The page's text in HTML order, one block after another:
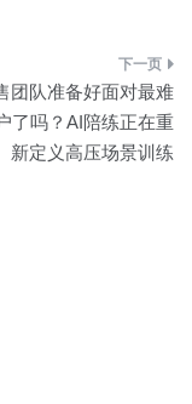
团队准备好面对最难
了吗？AI陪练正在重
新定义高压场景训练